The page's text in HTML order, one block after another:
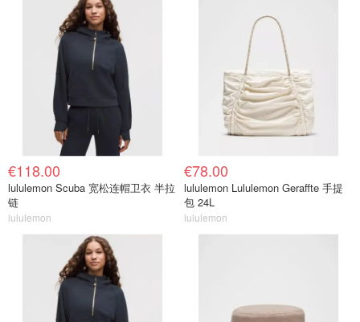
€118.00
lululemon Scuba 宽松连帽卫衣 半拉
链
lululemon
€78.00
lululemon Lululemon Geraffte 手提
包 24L
lululemon